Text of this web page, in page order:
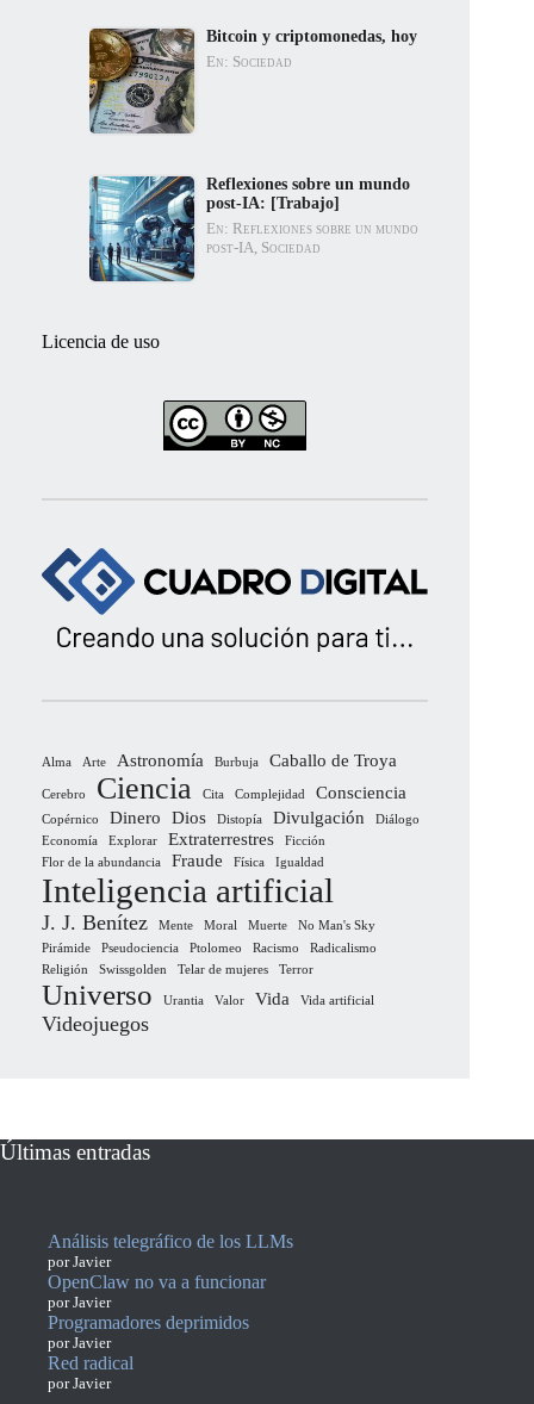
Bitcoin y criptomonedas, hoy
En: Sociedad
Reflexiones sobre un mundo
post-IA: [Trabajo]
En: Reflexiones sobre un mundo
post-IA, Sociedad
Licencia de uso
Alma Arte Astronomía Burbuja Caballo de Troya
Cerebro Ciencia Cita Complejidad Consciencia
Copérnico Dinero Dios Distopía Divulgación
Diálogo
Economía
Explorar Extraterrestres
Ficción
Flor de la abundancia
Fraude Física Igualdad
Inteligencia artificial
J. J. Benítez Mente Moral Muerte
No Man's Sky
Pirámide
Pseudociencia Ptolomeo Racismo
Radicalismo
Religión
Swissgolden Telar de mujeres Terror
Universo Urantia Valor Vida Vida artificial
Videojuegos
Últimas entradas
Análisis telegráfico de los LLMs
por Javier
OpenClaw no va a funcionar
por Javier
Programadores deprimidos
por Javier
Red radical
por Javier